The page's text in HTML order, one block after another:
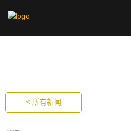
< 所有新闻